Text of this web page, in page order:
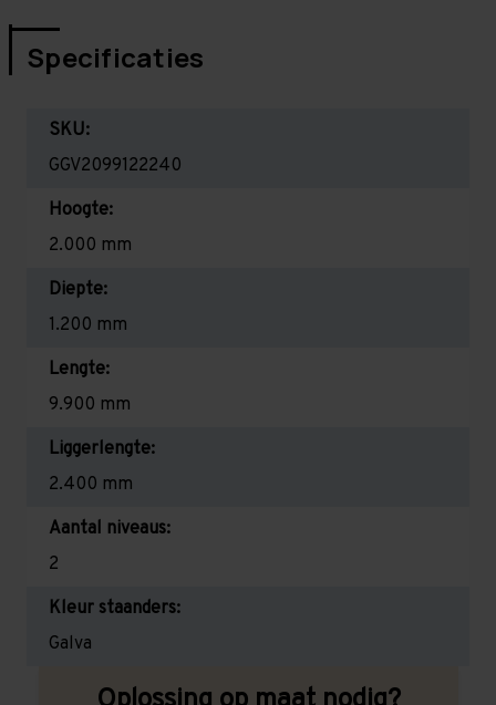
Specificaties
SKU:
GGV2099122240
Hoogte:
2.000 mm
Diepte:
1.200 mm
Lengte:
9.900 mm
Liggerlengte:
2.400 mm
Aantal niveaus:
2
Kleur staanders:
Galva